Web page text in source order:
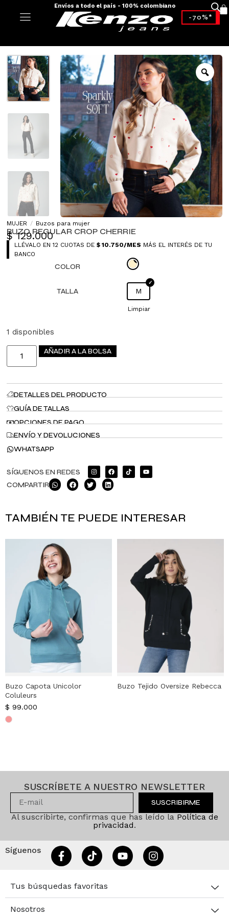
Envíos a todo el país - 100% colombiano
-70%*
MUJER / Buzos para mujer
BUZO REGULAR CROP CHERRIE
$129.000
LLÉVALO EN 12 CUOTAS DE$ 10.750/MES MÁS EL INTERÉS DE TU
BANCO
COLOR
TALLA M
Limpiar
1 disponibles
AÑADIR A LA BOLSA
DETALLES DEL PRODUCTO
GUÍA DE TALLAS
OPCIONES DE PAGO
ENVÍO Y DEVOLUCIONES
WHATSAPP
SÍGUENOS EN REDES
COMPARTIR
TAMBIÉN TE PUEDE INTERESAR
Buzo Capota Unicolor
Coluleurs
$ 99.000
Buzo Tejido Oversize Rebecca
SUSCRÍBETE A NUESTRO NEWSLETTER
SUSCRIBIRME
Al suscribirte, confirmas que has leído la Política de
privacidad.
Síguenos
Tus búsquedas favoritas
Nosotros